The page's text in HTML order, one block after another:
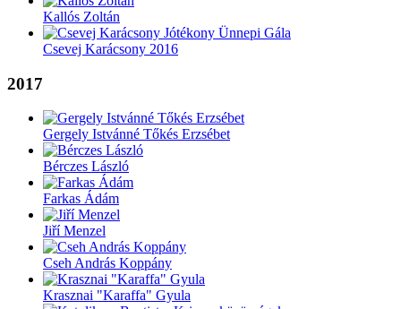
Kallós Zoltán
Csevej Karácsony 2016
2017
Gergely Istvánné Tőkés Erzsébet
Bérczes László
Farkas Ádám
Jiří Menzel
Cseh András Koppány
Krasznai "Karaffa" Gyula